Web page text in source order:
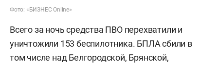
Фото: «БИЗНЕС Online»
Всего за ночь средства ПВО перехватили и
уничтожили 153 беспилотника. БПЛА сбили в
том числе над Белгородской, Брянской,